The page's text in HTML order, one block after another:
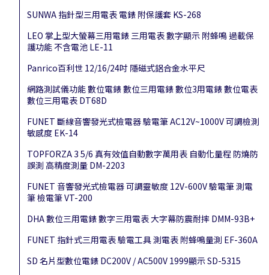
SUNWA 指針型三用電表 電錶 附保護套 KS-268
LEO 掌上型大螢幕三用電錶 三用電表 數字顯示 附蜂鳴 過載保
護功能 不含電池 LE-11
Panrico百利世 12/16/24吋 隱磁式鋁合金水平尺
網路測試儀功能 數位電錶 數位三用電錶 數位3用電錶 數位電表
數位三用電表 DT68D
FUNET 斷線音響發光式檢電器 驗電筆 AC12V~1000V 可調檢測
敏感度 EK-14
TOPFORZA 3 5/6 真有效值自動數字萬用表 自動化量程 防燒防
誤測 高精度測量 DM-2203
FUNET 音響發光式檢電器 可調靈敏度 12V-600V 驗電筆 測電
筆 檢電筆 VT-200
DHA 數位三用電錶 數字三用電表 大字幕防震耐摔 DMM-93B+
FUNET 指針式三用電表 驗電工具 測電表 附蜂鳴量測 EF-360A
SD 名片型數位電錶 DC200V / AC500V 1999顯示 SD-5315